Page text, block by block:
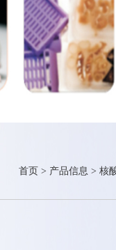
首页 > 产品信息 > 核